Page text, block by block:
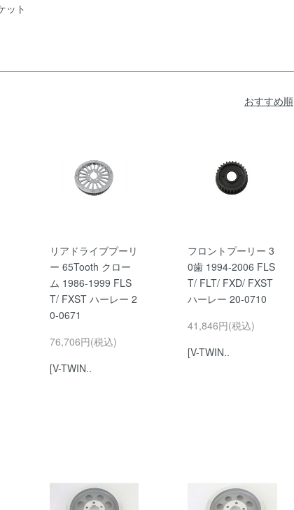
ット
おすすめ順
リアドライブプーリ
ー 65Tooth クロー
ム 1986-1999 FLS
T/ FXST ハーレー 2
0-0671
76,706円(税込)
[V-TWIN..
フロントプーリー 3
0歯 1994-2006 FLS
T/ FLT/ FXD/ FXST
ハーレー 20-0710
41,846円(税込)
[V-TWIN..